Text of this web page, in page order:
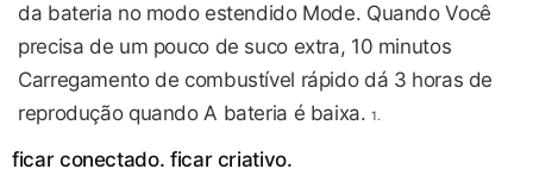
da bateria no modo estendido Mode. Quando Você
precisa de um pouco de suco extra, 10 minutos
Carregamento de combustível rápido dá 3 horas de
reprodução quando A bateria é baixa.1.
ficar conectado. ficar criativo.